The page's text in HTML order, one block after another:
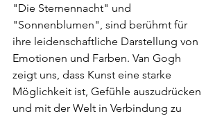
"Die Sternennacht" und
"Sonnenblumen", sind berühmt für
ihre leidenschaftliche Darstellung von
Emotionen und Farben. Van Gogh
zeigt uns, dass Kunst eine starke
Möglichkeit ist, Gefühle auszudrücken
und mit der Welt in Verbindung zu